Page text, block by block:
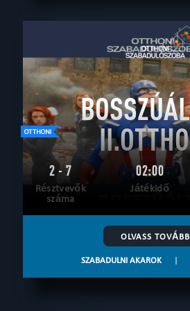
2 - 7
Résztvevők
száma
02:00
Játékidő
OLVASS TOVÁBB
SZABADULNI AKAROK |